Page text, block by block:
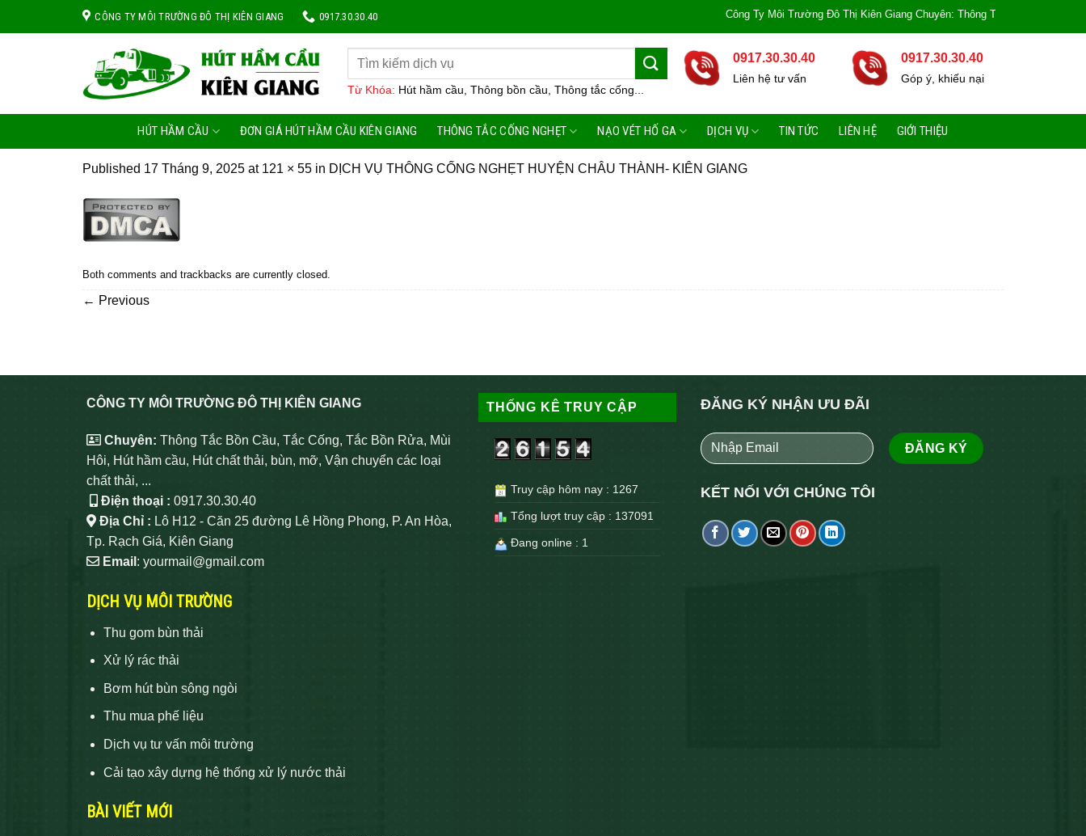
CÔNG TY MÔI TRƯỜNG ĐÔ THỊ KIÊN GIANG 0917.30.30.40 Công Ty Môi Trường Đô Thị Kiên Giang Chuyên: Thông Tắc Bồn Cầu, Tắc
Từ Khóa: Hút hầm cầu, Thông bồn cầu, Thông tắc cống...
0917.30.30.40
Liên hệ tư vấn
0917.30.30.40
Góp ý, khiếu nại
HÚT HẦM CẦU ĐƠN GIÁ HÚT HẦM CẦU KIÊN GIANG THÔNG TẮC CỐNG NGHẸT NẠO VÉT HỐ GA DỊCH VỤ TIN TỨC LIÊN HỆ GIỚI THIỆU
Published 17 Tháng 9, 2025 at 121 × 55 in DỊCH VỤ THÔNG CỐNG NGHẸT HUYỆN CHÂU THÀNH- KIÊN GIANG
Both comments and trackbacks are currently closed.
← Previous
CÔNG TY MÔI TRƯỜNG ĐÔ THỊ KIÊN GIANG
Chuyên: Thông Tắc Bồn Cầu, Tắc Cống, Tắc Bồn Rửa, Mùi
Hôi, Hút hầm cầu, Hút chất thải, bùn, mỡ, Vận chuyển các loại
chất thải, ...
Điện thoại : 0917.30.30.40
Địa Chỉ : Lô H12 - Căn 25 đường Lê Hồng Phong, P. An Hòa,
Tp. Rạch Giá, Kiên Giang
Email : yourmail@gmail.com
DỊCH VỤ MÔI TRƯỜNG
Thu gom bùn thải
Xử lý rác thải
Bơm hút bùn sông ngòi
Thu mua phế liệu
Dịch vụ tư vấn môi trường
Cải tạo xây dựng hệ thống xử lý nước thải
BÀI VIẾT MỚI
THỐNG KÊ TRUY CẬP
Truy cập hôm nay : 1267
Tổng lượt truy cập : 137091
Đang online : 1
ĐĂNG KÝ NHẬN ƯU ĐÃI
KẾT NỐI VỚI CHÚNG TÔI